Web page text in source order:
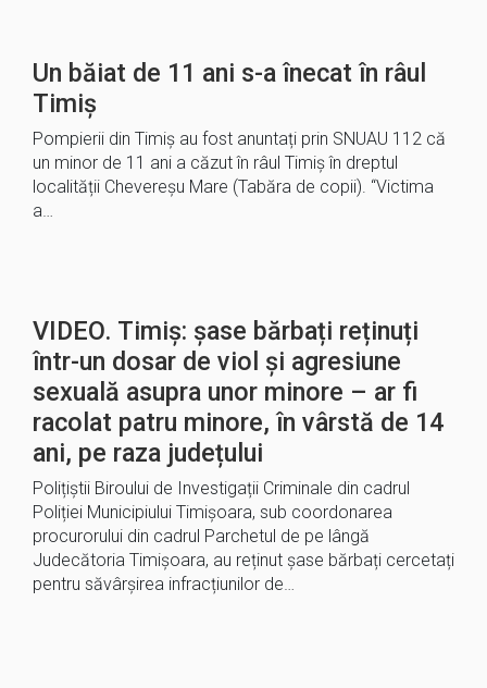
Un băiat de 11 ani s-a înecat în râul
Timiș
Pompierii din Timiș au fost anuntați prin SNUAU 112 că
un minor de 11 ani a căzut în râul Timiș în dreptul
localității Chevereșu Mare (Tabăra de copii). “Victima
a…
VIDEO. Timiș: șase bărbați reținuți
într-un dosar de viol și agresiune
sexuală asupra unor minore – ar fi
racolat patru minore, în vârstă de 14
ani, pe raza județului
Polițiștii Biroului de Investigații Criminale din cadrul
Poliției Municipiului Timișoara, sub coordonarea
procurorului din cadrul Parchetul de pe lângă
Judecătoria Timișoara, au reținut șase bărbați cercetați
pentru săvârșirea infracțiunilor de…